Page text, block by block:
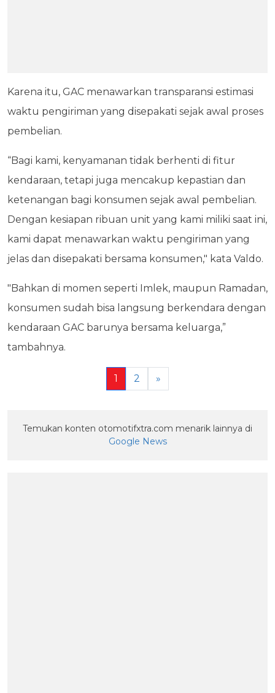
Karena itu, GAC menawarkan transparansi estimasi
waktu pengiriman yang disepakati sejak awal proses
pembelian.
“Bagi kami, kenyamanan tidak berhenti di fitur
kendaraan, tetapi juga mencakup kepastian dan
ketenangan bagi konsumen sejak awal pembelian.
Dengan kesiapan ribuan unit yang kami miliki saat ini,
kami dapat menawarkan waktu pengiriman yang
jelas dan disepakati bersama konsumen," kata Valdo.
"Bahkan di momen seperti Imlek, maupun Ramadan,
konsumen sudah bisa langsung berkendara dengan
kendaraan GAC barunya bersama keluarga,”
tambahnya.
1 2 »
Temukan konten otomotifxtra.com menarik lainnya di
Google News